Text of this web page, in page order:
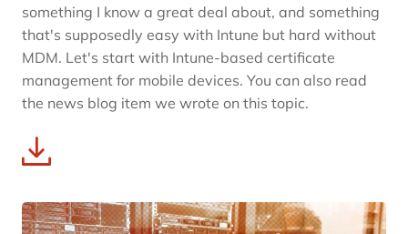
something I know a great deal about, and something
that's supposedly easy with Intune but hard without
MDM. Let's start with Intune-based certificate
management for mobile devices. You can also read
the news blog item we wrote on this topic.